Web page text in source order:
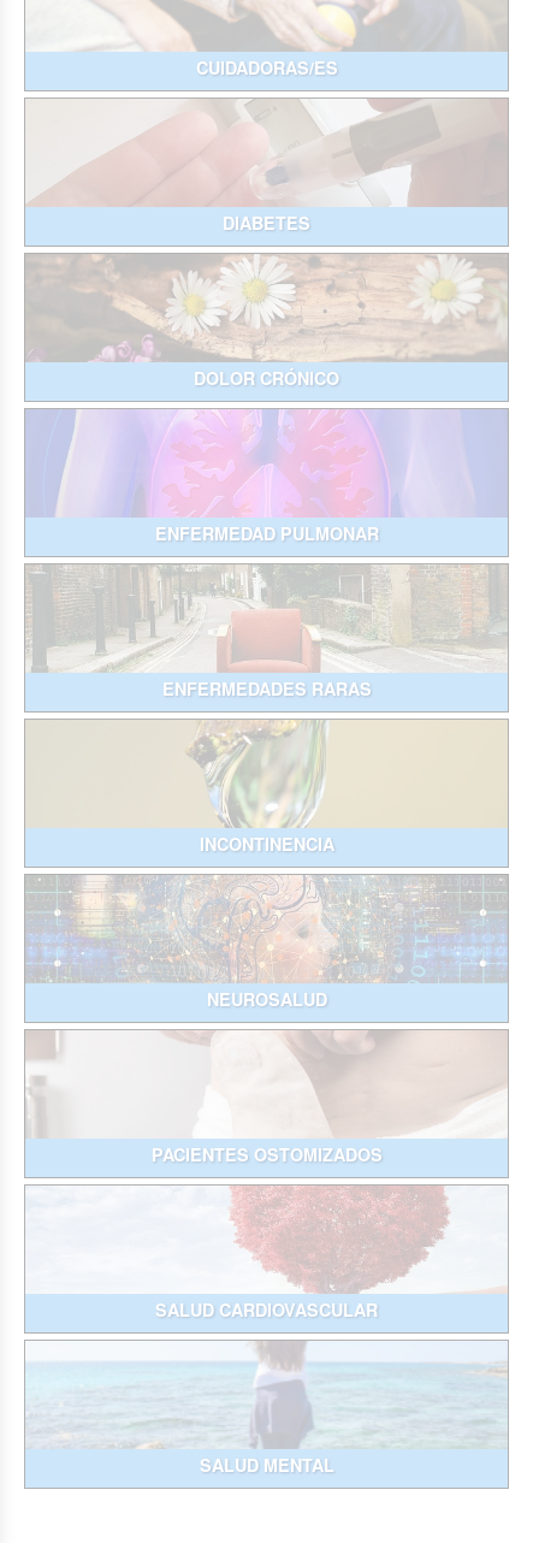
CUIDADORAS/ES
DIABETES
DOLOR CRÓNICO
ENFERMEDAD PULMONAR
ENFERMEDADES RARAS
INCONTINENCIA
NEUROSALUD
PACIENTES OSTOMIZADOS
SALUD CARDIOVASCULAR
SALUD MENTAL